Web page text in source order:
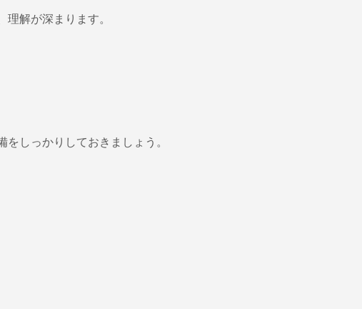
解が深まります。
しっかりしておきましょう。